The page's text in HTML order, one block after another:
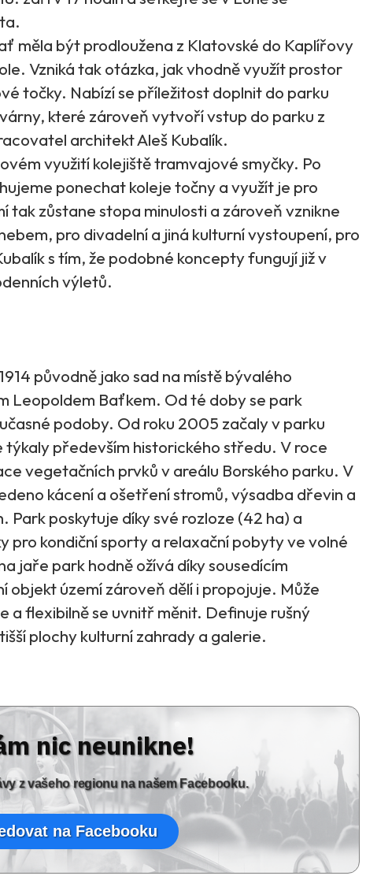
měla být prodloužena z Klatovské do Kaplířovy
Vzniká tak otázka, jak vhodně využít prostor
točky. Nabízí se příležitost doplnit do parku
které zároveň vytvoří vstup do parku z
architekt Aleš Kubalík.
využití kolejiště tramvajové smyčky. Po
ponechat koleje točny a využít je pro
tak zůstane stopa minulosti a zároveň vznikne
pro divadelní a jiná kulturní vystoupení, pro
s tím, že podobné koncepty fungují již v
výletů.
původně jako sad na místě bývalého
Leopoldem Baťkem. Od té doby se park
podoby. Od roku 2005 začaly v parku
týkaly především historického středu. V roce
vegetačních prvků v areálu Borského parku. V
kácení a ošetření stromů, výsadba dřevin a
poskytuje díky své rozloze (42 ha) a
pro kondiční sporty a relaxační pobyty ve volné
jaře park hodně ožívá díky sousedícím
objekt území zároveň dělí i propojuje. Může
a flexibilně se uvnitř měnit. Definuje rušný
plochy kulturní zahrady a galerie.
nic neunikne!
z vašeho regionu na našem Facebooku.
na Facebooku